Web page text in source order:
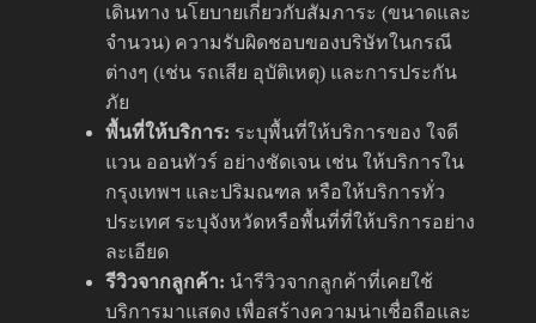
เดินทาง นโยบายเกี่ยวกับสัมภาระ (ขนาดและ
จำนวน) ความรับผิดชอบของบริษัทในกรณี
ต่างๆ (เช่น รถเสีย อุบัติเหตุ) และการประกัน
ภัย
พื้นที่ให้บริการ: ระบุพื้นที่ให้บริการของ ใจดี
แวน ออนทัวร์ อย่างชัดเจน เช่น ให้บริการใน
กรุงเทพฯ และปริมณฑล หรือให้บริการทั่ว
ประเทศ ระบุจังหวัดหรือพื้นที่ที่ให้บริการอย่าง
ละเอียด
รีวิวจากลูกค้า: นำรีวิวจากลูกค้าที่เคยใช้
บริการมาแสดง เพื่อสร้างความน่าเชื่อถือและ